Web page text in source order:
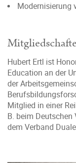
Modernisierung
Hubert Ertl ist
Education an der
der
Mitglied in einer
B. beim
dem Verband